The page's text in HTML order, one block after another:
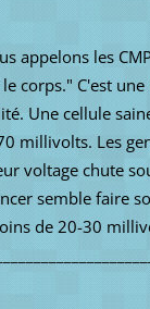
appelons les
corps." C'est
Une cellule
millivolts. Les
voltage chute
semble faire
de 20-30